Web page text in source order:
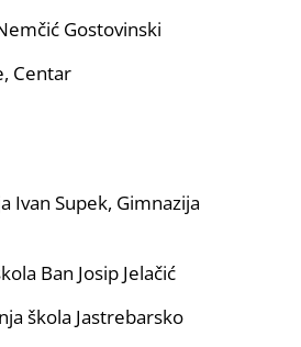
Gostovinski
Centar
Ivan Supek, Gimnazija
Ban Josip Jelačić
škola Jastrebarsko